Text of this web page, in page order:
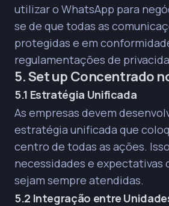
utilizar o WhatsApp para
se de que todas as
protegidas e em
regulamentações de
5. Set up Concentrado
5.1 Estratégia Unificada
As empresas devem
estratégia unificada que
centro de todas as ações.
necessidades e expectativas
sejam sempre atendidas.
5.2 Integração entre